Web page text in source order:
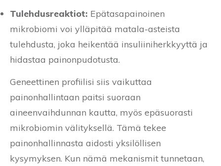
Tulehdusreaktiot: Epätasapainoinen
mikrobiomi voi ylläpitää matala-asteista
tulehdusta, joka heikentää insuliiniherkkyyttä ja
hidastaa painonpudotusta.
Geneettinen profiilisi siis vaikuttaa
painonhallintaan paitsi suoraan
aineenvaihdunnan kautta, myös epäsuorasti
mikrobiomin välityksellä. Tämä tekee
painonhallinnasta aidosti yksilöllisen
kysymyksen. Kun nämä mekanismit tunnetaan,